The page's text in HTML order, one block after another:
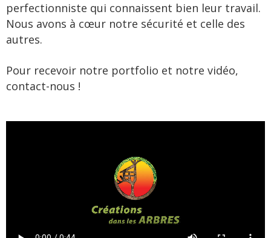
perfectionniste qui connaissent bien leur travail.
Nous avons à cœur notre sécurité et celle des
autres.
Pour recevoir notre portfolio et notre vidéo,
contact-nous !